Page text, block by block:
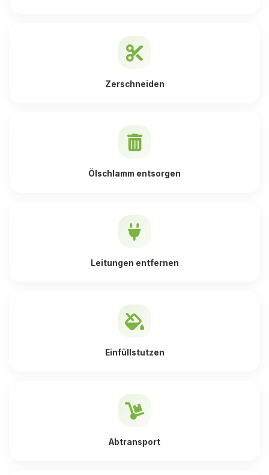
Zerschneiden
Ölschlamm entsorgen
Leitungen entfernen
Einfüllstutzen
Abtransport